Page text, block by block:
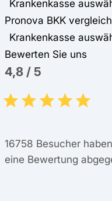
Pronova BKK
Bewerten Sie uns
4,8 / 5
16758 Besucher
eine Bewertung